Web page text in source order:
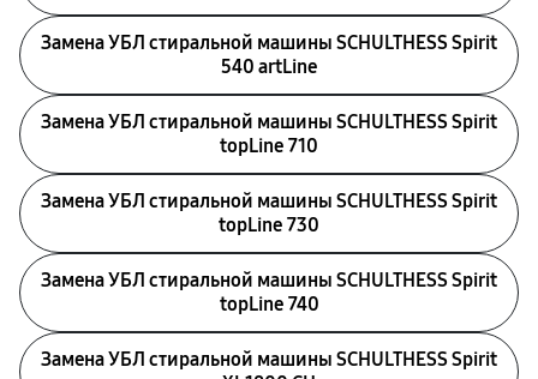
Замена УБЛ стиральной машины SCHULTHESS Spirit
540 artLine
Замена УБЛ стиральной машины SCHULTHESS Spirit
topLine 710
Замена УБЛ стиральной машины SCHULTHESS Spirit
topLine 730
Замена УБЛ стиральной машины SCHULTHESS Spirit
topLine 740
Замена УБЛ стиральной машины SCHULTHESS Spirit